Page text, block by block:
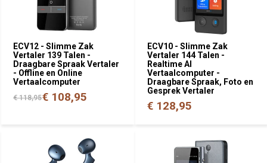
ECV12 - Slimme Zak
Vertaler 139 Talen -
Draagbare Spraak Vertaler
- Offline en Online
Vertaalcomputer
€ 118,95€ 108,95
ECV10 - Slimme Zak
Vertaler 144 Talen -
Realtime AI
Vertaalcomputer -
Draagbare Spraak, Foto en
Gesprek Vertaler
€ 128,95